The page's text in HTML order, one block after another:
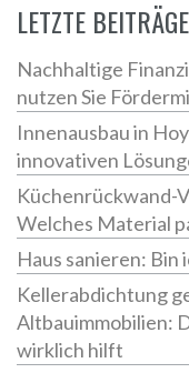
LETZTE BEITRÄGE
Nachhaltige
nutzen Sie
Innenausbau in
innovativen
Küchenrückwand-
Welches Material
Haus sanieren:
Kellerabdichtung
Altbauimmobilien:
wirklich hilft